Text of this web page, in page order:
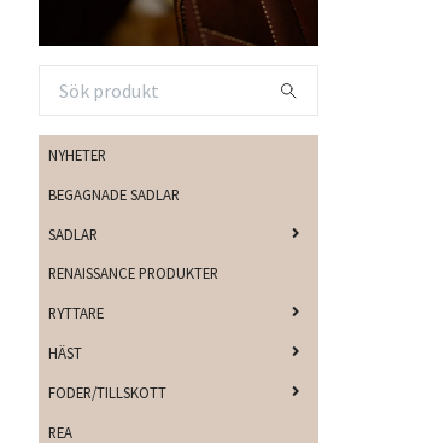
NYHETER
BEGAGNADE SADLAR
SADLAR
RENAISSANCE PRODUKTER
RYTTARE
HÄST
FODER/TILLSKOTT
REA